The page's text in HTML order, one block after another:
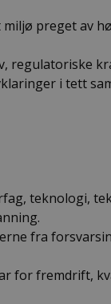
preget av
regulatoriske
i tett
teknologi,
fra
for fremdrift,